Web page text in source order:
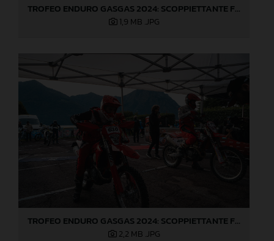
TROFEO ENDURO GASGAS 2024: SCOPPIETTANTE FINALE DI STAGIONE A LOVERE!
1,9 MB .JPG
TROFEO ENDURO GASGAS 2024: SCOPPIETTANTE FINALE DI STAGIONE A LOVERE!
2,2 MB .JPG